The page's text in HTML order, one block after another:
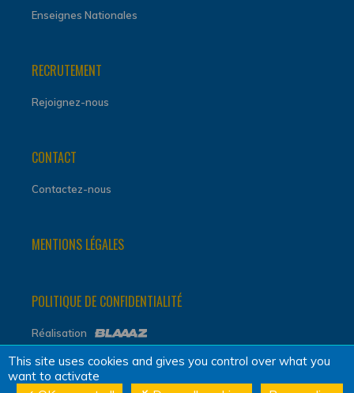
Enseignes Nationales
RECRUTEMENT
Rejoignez-nous
CONTACT
Contactez-nous
MENTIONS LÉGALES
POLITIQUE DE CONFIDENTIALITÉ
Réalisation
L'ABUS D'ALCOOL EST DANGEREUX POUR LA SANTÉ, À
This site uses cookies and gives you control over what you
want to activate